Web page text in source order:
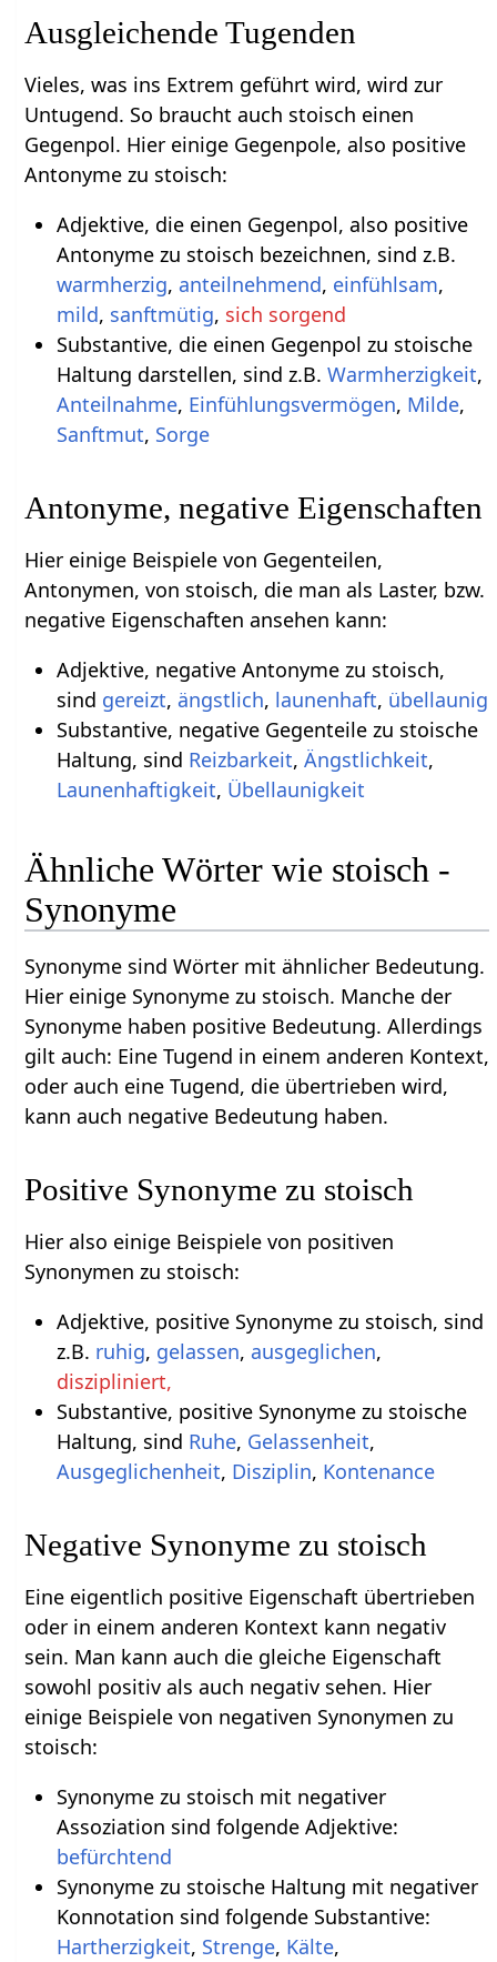
Ausgleichende Tugenden
Vieles, was ins Extrem geführt wird, wird zur
Untugend. So braucht auch stoisch einen
Gegenpol. Hier einige Gegenpole, also positive
Antonyme zu stoisch:
Adjektive, die einen Gegenpol, also positive
Antonyme zu stoisch bezeichnen, sind z.B.
warmherzig, anteilnehmend, einfühlsam,
mild, sanftmütig, sich sorgend
Substantive, die einen Gegenpol zu stoische
Haltung darstellen, sind z.B. Warmherzigkeit,
Anteilnahme, Einfühlungsvermögen, Milde,
Sanftmut, Sorge
Antonyme, negative Eigenschaften
Hier einige Beispiele von Gegenteilen,
Antonymen, von stoisch, die man als Laster, bzw.
negative Eigenschaften ansehen kann:
Adjektive, negative Antonyme zu stoisch,
sind gereizt, ängstlich, launenhaft, übellaunig
Substantive, negative Gegenteile zu stoische
Haltung, sind Reizbarkeit, Ängstlichkeit,
Launenhaftigkeit, Übellaunigkeit
Ähnliche Wörter wie stoisch -
Synonyme
Synonyme sind Wörter mit ähnlicher Bedeutung.
Hier einige Synonyme zu stoisch. Manche der
Synonyme haben positive Bedeutung. Allerdings
gilt auch: Eine Tugend in einem anderen Kontext,
oder auch eine Tugend, die übertrieben wird,
kann auch negative Bedeutung haben.
Positive Synonyme zu stoisch
Hier also einige Beispiele von positiven
Synonymen zu stoisch:
Adjektive, positive Synonyme zu stoisch, sind
z.B. ruhig, gelassen, ausgeglichen,
diszipliniert,
Substantive, positive Synonyme zu stoische
Haltung, sind Ruhe, Gelassenheit,
Ausgeglichenheit, Disziplin, Kontenance
Negative Synonyme zu stoisch
Eine eigentlich positive Eigenschaft übertrieben
oder in einem anderen Kontext kann negativ
sein. Man kann auch die gleiche Eigenschaft
sowohl positiv als auch negativ sehen. Hier
einige Beispiele von negativen Synonymen zu
stoisch:
Synonyme zu stoisch mit negativer
Assoziation sind folgende Adjektive:
befürchtend
Synonyme zu stoische Haltung mit negativer
Konnotation sind folgende Substantive:
Hartherzigkeit, Strenge, Kälte,